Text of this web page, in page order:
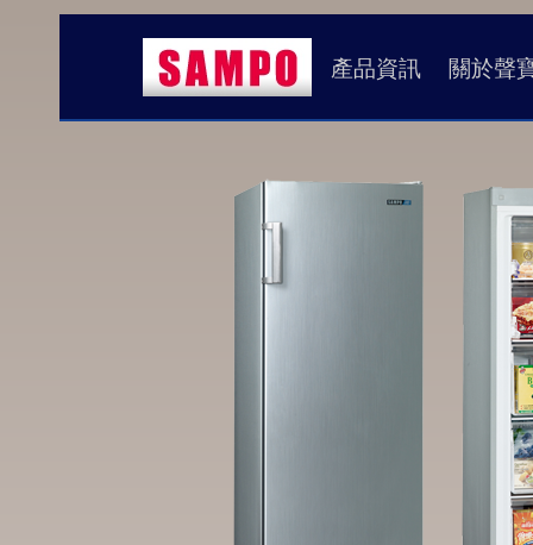
產品資訊 關於聲